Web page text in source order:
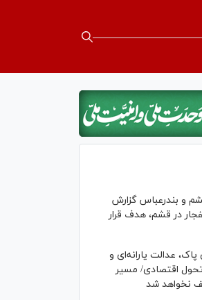
و بندرعباس گزارش
در قشم، هدف قرار
عدالت یارانه‌ای و
اقتصادی/ مسیر
نخواهد شد